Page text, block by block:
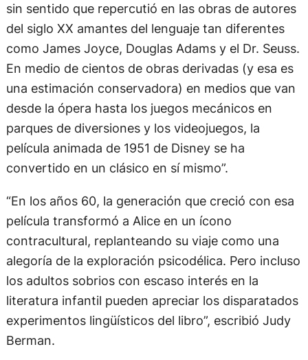
sin sentido que repercutió en las obras de autores
del siglo XX amantes del lenguaje tan diferentes
como James Joyce, Douglas Adams y el Dr. Seuss.
En medio de cientos de obras derivadas (y esa es
una estimación conservadora) en medios que van
desde la ópera hasta los juegos mecánicos en
parques de diversiones y los videojuegos, la
película animada de 1951 de Disney se ha
convertido en un clásico en sí mismo”.
“En los años 60, la generación que creció con esa
película transformó a Alice en un ícono
contracultural, replanteando su viaje como una
alegoría de la exploración psicodélica. Pero incluso
los adultos sobrios con escaso interés en la
literatura infantil pueden apreciar los disparatados
experimentos lingüísticos del libro”, escribió Judy
Berman.